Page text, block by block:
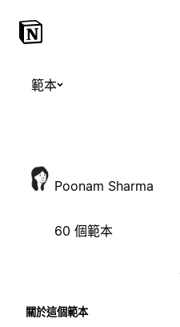
範本
Poonam Sharma
60 個範本
關於這個範本